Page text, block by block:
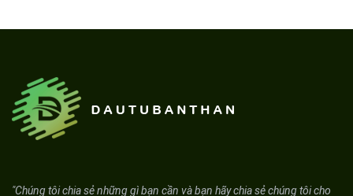
"Chúng tôi chia sẻ những gì bạn cần và bạn hãy chia sẻ chúng tôi cho